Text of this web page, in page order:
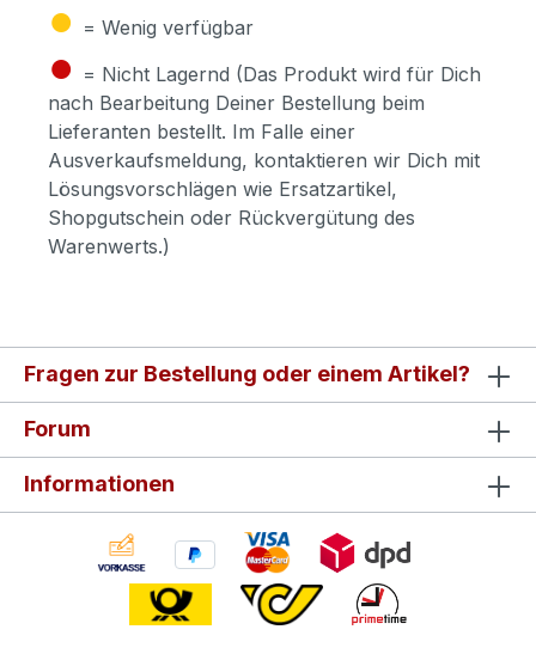
● = Wenig verfügbar
● = Nicht Lagernd (Das Produkt wird für Dich
nach Bearbeitung Deiner Bestellung beim
Lieferanten bestellt. Im Falle einer
Ausverkaufsmeldung, kontaktieren wir Dich mit
Lösungsvorschlägen wie Ersatzartikel,
Shopgutschein oder Rückvergütung des
Warenwerts.)
Fragen zur Bestellung oder einem Artikel?
Forum
Informationen